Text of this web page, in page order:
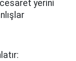
yerini